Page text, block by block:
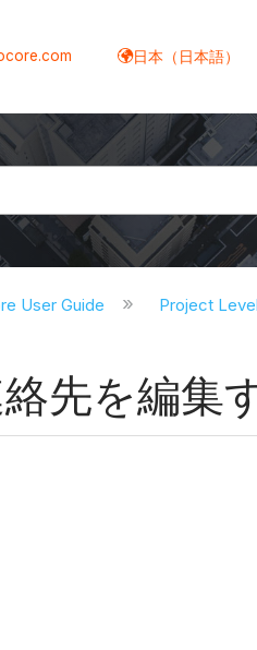
日本（日本語）
User Guide Project Level
先を編集